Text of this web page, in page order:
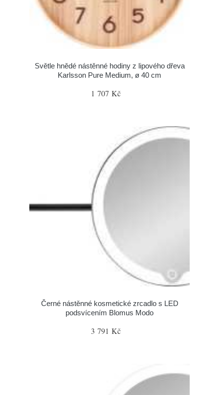
Světle hnědé nástěnné hodiny z lipového dřeva
Karlsson Pure Medium, ø 40 cm
1 707 Kč
Černé nástěnné kosmetické zrcadlo s LED
podsvícením Blomus Modo
3 791 Kč